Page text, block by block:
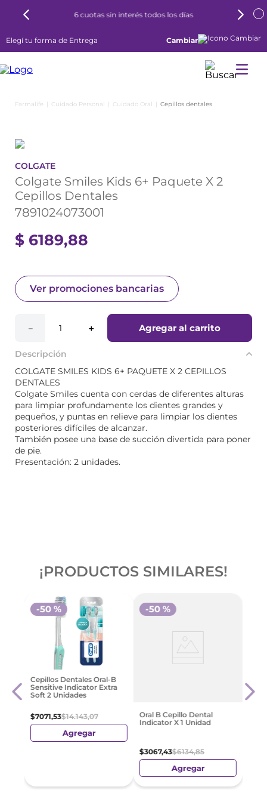
6 cuotas sin interés todos los días
Elegí tu forma de Entrega Cambiar
Cuidado Personal Cuidado Oral Cepillos dentales
COLGATE
Colgate Smiles Kids 6+ Paquete X 2
Cepillos Dentales
7891024073001
$ 6189,88
Ver promociones bancarias
＋
－ Agregar al carrito
Descripción
COLGATE SMILES KIDS 6+ PAQUETE X 2 CEPILLOS
DENTALES
Colgate Smiles cuenta con cerdas de diferentes alturas
para limpiar profundamente los dientes grandes y
pequeños, y puntas en relieve para limpiar los dientes
posteriores difíciles de alcanzar.
También posee una base de succión divertida para poner
de pie.
Presentación: 2 unidades.
¡PRODUCTOS SIMILARES!
Cepillos Dentales Oral-B
Sensitive Indicator Extra
Soft 2 Unidades
$7071,53$14.143,07
-50 %
Agregar
Oral B Cepillo Dental
Indicator X 1 Unidad
$3067,43$6134,85
-50 %
Agregar